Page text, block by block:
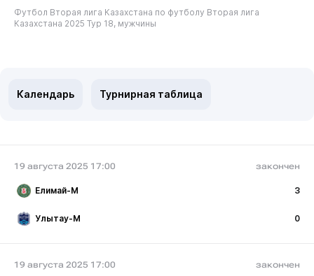
Футбол Вторая лига Казахстана по футболу Вторая лига
Казахстана 2025 Тур 18, мужчины
Календарь Турнирная таблица
19 августа 2025 17:00 закончен
Елимай-М 3
Улытау-М 0
19 августа 2025 17:00 закончен